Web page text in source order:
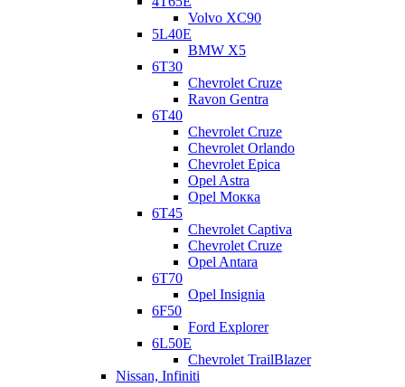
Volvo XC90
5L40E
BMW X5
6Т30
Chevrolet Cruze
Ravon Gentra
6Т40
Chevrolet Cruze
Chevrolet Orlando
Chevrolet Epica
Opel Astra
Opel Мокка
6T45
Chevrolet Captiva
Chevrolet Cruze
Opel Antara
6T70
Opel Insignia
6F50
Ford Explorer
6L50E
Chevrolet TrailBlazer
Nissan, Infiniti
поступать к фрикционному пакету. Вот тогда мы и получим